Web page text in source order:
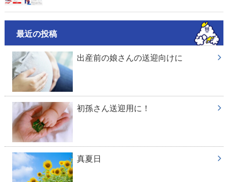
最近の投稿
出産前の娘さんの送迎向けに
初孫さん送迎用に！
真夏日